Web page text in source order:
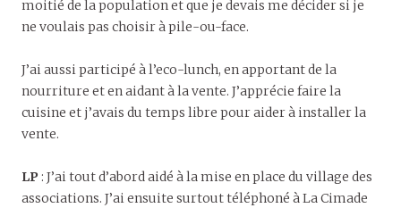
moitié de la population et que je devais me décider si je
ne voulais pas choisir à pile-ou-face.
J’ai aussi participé à l’eco-lunch, en apportant de la
nourriture et en aidant à la vente. J’apprécie faire la
cuisine et j’avais du temps libre pour aider à installer la
vente.
LP: J’ai tout d’abord aidé à la mise en place du village des
associations. J’ai ensuite surtout téléphoné à La Cimade